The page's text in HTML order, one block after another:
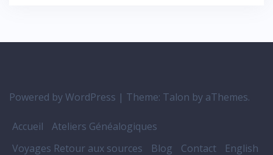
Powered by WordPress | Theme: Talon by aThemes.
Accueil
Ateliers Généalogiques
Voyages Retour aux sources
Blog Contact English